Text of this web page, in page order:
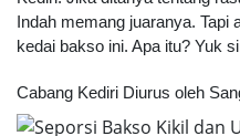
Indah memang juaranya.
kedai bakso ini. Apa itu? Yuk
Cabang Kediri Diurus oleh